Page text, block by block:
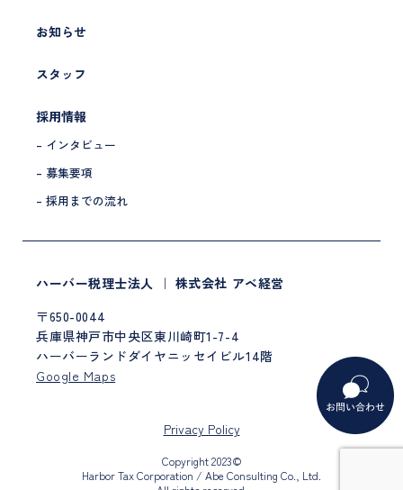
お知らせ
スタッフ
採用情報
– インタビュー
– 募集要項
– 採用までの流れ
ハーバー税理士法人 ｜ 株式会社 アベ経営
〒650-0044
兵庫県神戸市中央区東川崎町1-7-4
ハーバーランドダイヤニッセイビル14階
Google Maps
Copyright 2023©
Harbor Tax Corporation / Abe Consulting Co., Ltd.
Privacy Policy